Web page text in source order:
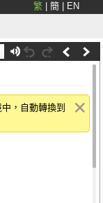
繁 簡 EN
，自動轉換到